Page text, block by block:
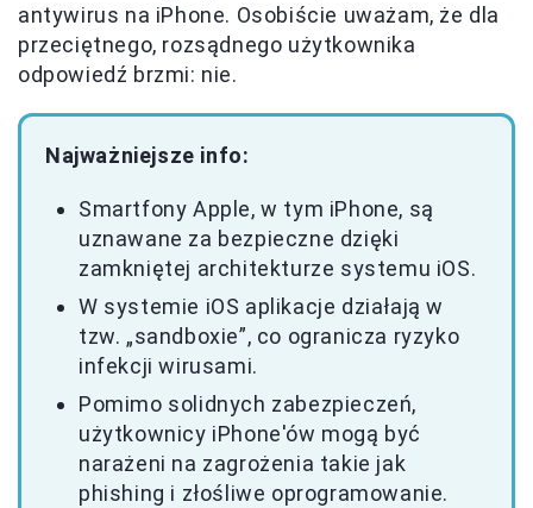
antywirus na iPhone. Osobiście uważam, że dla
przeciętnego, rozsądnego użytkownika
odpowiedź brzmi: nie.
Najważniejsze info:
Smartfony Apple, w tym iPhone, są
uznawane za bezpieczne dzięki
zamkniętej architekturze systemu iOS.
W systemie iOS aplikacje działają w
tzw. „sandboxie”, co ogranicza ryzyko
infekcji wirusami.
Pomimo solidnych zabezpieczeń,
użytkownicy iPhone'ów mogą być
narażeni na zagrożenia takie jak
phishing i złośliwe oprogramowanie.